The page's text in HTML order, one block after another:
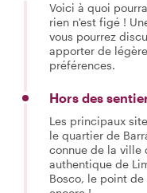
Voici à quoi
rien n'est figé !
vous pourrez
apporter de
préférences.
Hors des
Les principaux
le quartier de
connue de la ville
authentique de
Bosco, le point